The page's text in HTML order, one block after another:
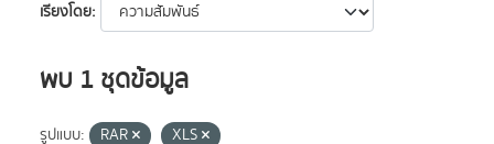
เรียงโดย
พบ 1 ชุดข้อมูล
รูปแบบ: RAR
XLS